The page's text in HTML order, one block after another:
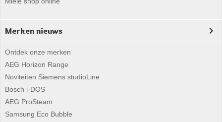
Merken nieuws
Ontdek onze merken
AEG Horizon Range
Noviteiten Siemens studioLine
Bosch i-DOS
AEG ProSteam
Samsung Eco Bubble